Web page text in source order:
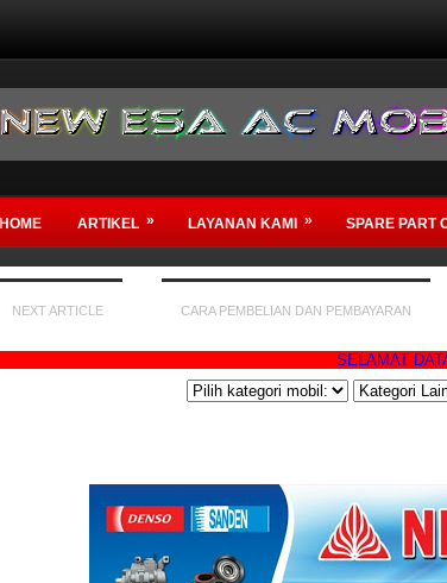
HOME ARTIKEL » LAYANAN KAMI » SPARE PART
NEXT ARTICLE CARA PEMBELIAN DAN PEMBAYARAN
SELAMAT DATANG DI